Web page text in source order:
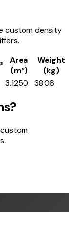
custom density
Area
(m²)
Weight
(kg)
3.1250 38.06